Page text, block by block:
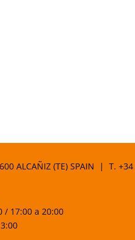
ALCAÑIZ (TE) SPAIN | T.
/ 17:00 a 20:00